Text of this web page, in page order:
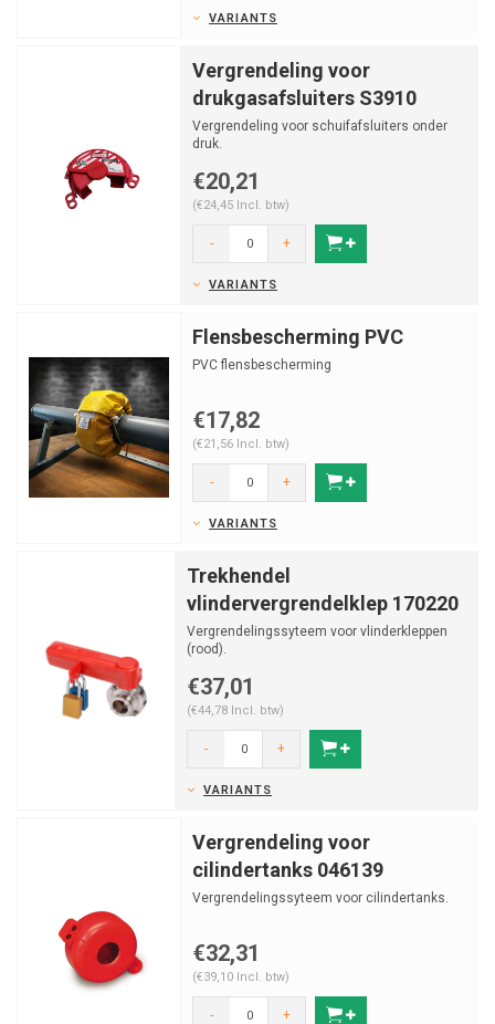
VARIANTS
Vergrendeling voor
drukgasafsluiters S3910
Vergrendeling voor schuifafsluiters onder
druk.
€20,21
(€24,45 Incl. btw)
- +
VARIANTS
Flensbescherming PVC
PVC flensbescherming
€17,82
(€21,56 Incl. btw)
- +
VARIANTS
Trekhendel
vlindervergrendelklep 170220
Vergrendelingssyteem voor vlinderkleppen
(rood).
€37,01
(€44,78 Incl. btw)
- +
VARIANTS
Vergrendeling voor
cilindertanks 046139
Vergrendelingssyteem voor cilindertanks.
€32,31
(€39,10 Incl. btw)
- +